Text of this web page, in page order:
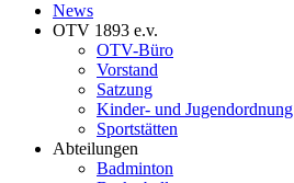
News
OTV 1893 e.v.
OTV-Büro
Vorstand
Satzung
Kinder- und Jugendordnung
Sportstätten
Abteilungen
Badminton